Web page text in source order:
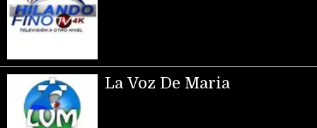
La Voz De Maria